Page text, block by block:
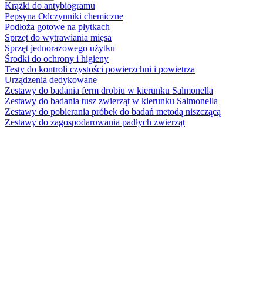
Krążki do antybiogramu
Pepsyna Odczynniki chemiczne
Podłoża gotowe na płytkach
Sprzęt do wytrawiania mięsa
Sprzęt jednorazowego użytku
Środki do ochrony i higieny
Testy do kontroli czystości powierzchni i powietrza
Urządzenia dedykowane
Zestawy do badania ferm drobiu w kierunku Salmonella
Zestawy do badania tusz zwierząt w kierunku Salmonella
Zestawy do pobierania próbek do badań metodą niszczącą
Zestawy do zagospodarowania padłych zwierząt